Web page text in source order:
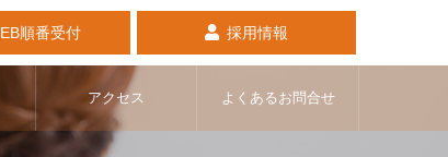
順番受付 採用情報
アクセス よくあるお問合せ